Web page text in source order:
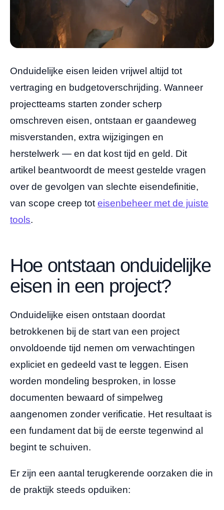
Onduidelijke eisen leiden vrijwel altijd tot
vertraging en budgetoverschrijding. Wanneer
projectteams starten zonder scherp
omschreven eisen, ontstaan er gaandeweg
misverstanden, extra wijzigingen en
herstelwerk — en dat kost tijd en geld. Dit
artikel beantwoordt de meest gestelde vragen
over de gevolgen van slechte eisendefinitie,
van scope creep tot eisenbeheer met de juiste
tools.
Hoe ontstaan onduidelijke
eisen in een project?
Onduidelijke eisen ontstaan doordat
betrokkenen bij de start van een project
onvoldoende tijd nemen om verwachtingen
expliciet en gedeeld vast te leggen. Eisen
worden mondeling besproken, in losse
documenten bewaard of simpelweg
aangenomen zonder verificatie. Het resultaat is
een fundament dat bij de eerste tegenwind al
begint te schuiven.
Er zijn een aantal terugkerende oorzaken die in
de praktijk steeds opduiken: